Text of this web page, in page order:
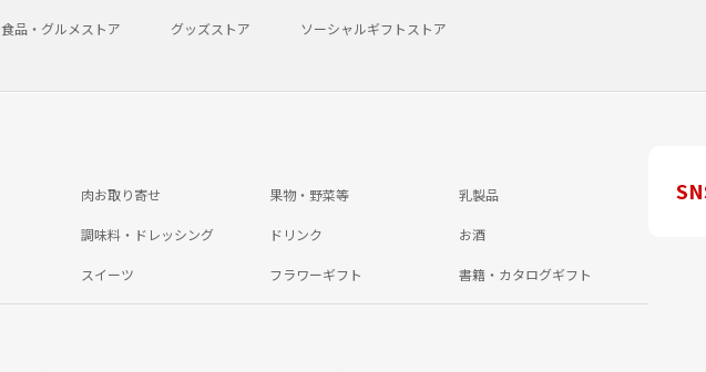
食品・グルメストア グッズストア ソーシャルギフトストア
肉お取り寄せ 果物・野菜等 乳製品
調味料・ドレッシング ドリンク お酒
スイーツ フラワーギフト 書籍・カタログギフト